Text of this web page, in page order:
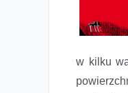
w kilku